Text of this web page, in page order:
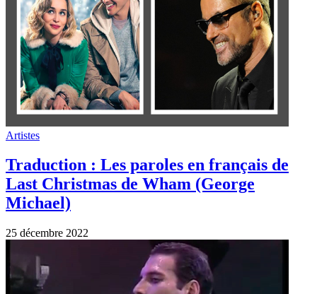
Artistes
Traduction : Les paroles en français de
Last Christmas de Wham (George
Michael)
25 décembre 2022